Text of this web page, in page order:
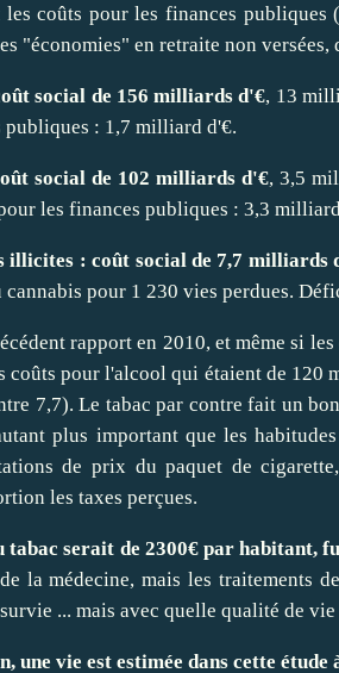
coûts pour les finances publiques
"économies" en retraite non versées,
social de 156 milliards d'€, 13
publiques : 1,7 milliard d'€.
social de 102 milliards d'€, 3,5
les finances publiques : 3,3
illicites : coût social de 7,7 milliards
pour 1 230 vies perdues.
rapport en 2010, et même si
coûts pour l'alcool qui étaient de 120
7,7). Le tabac par contre fait un
plus important que les
de prix du paquet de
les taxes perçues.
tabac serait de 2300€ par habitant,
la médecine, mais les traitements
... mais avec quelle qualité de vie
une vie est estimée dans cette